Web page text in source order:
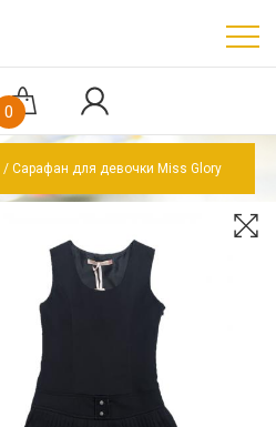
0
Сарафан для девочки Miss Glory